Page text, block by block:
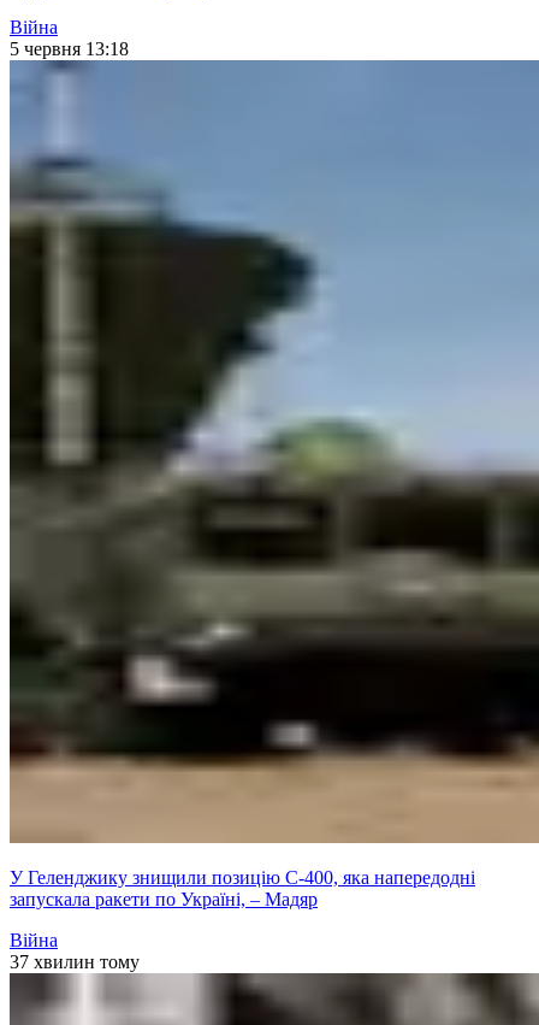
Війна
5 червня 13:18
У Геленджику знищили позицію С-400, яка напередодні
запускала ракети по Україні, – Мадяр
Війна
37 хвилин тому